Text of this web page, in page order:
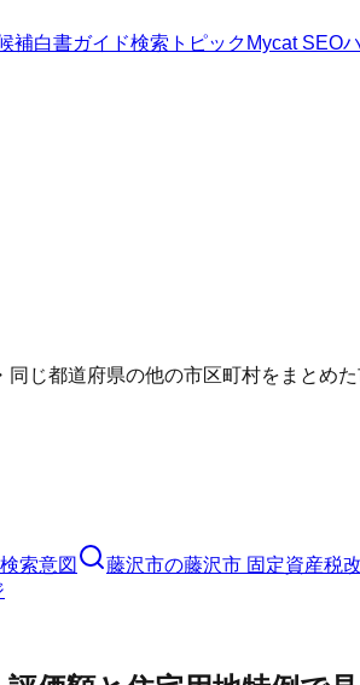
補白書ガイド検索トピック Mycat SEO
じ都道府県の他の市区町村をまとめた
検索意図 藤沢市の藤沢市 固定資産税